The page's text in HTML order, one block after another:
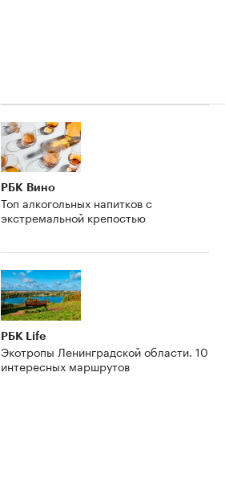
РБК Вино
Топ алкогольных напитков с
экстремальной крепостью
РБК Life
Экотропы Ленинградской области. 10
интересных маршрутов